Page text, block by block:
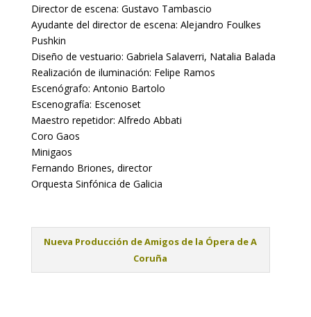
Director de escena: Gustavo Tambascio
Ayudante del director de escena: Alejandro Foulkes
Pushkin
Diseño de vestuario: Gabriela Salaverri, Natalia Balada
Realización de iluminación: Felipe Ramos
Escenógrafo: Antonio Bartolo
Escenografía: Escenoset
Maestro repetidor: Alfredo Abbati
Coro Gaos
Minigaos
Fernando Briones, director
Orquesta Sinfónica de Galicia
Nueva Producción de Amigos de la Ópera de A
Coruña